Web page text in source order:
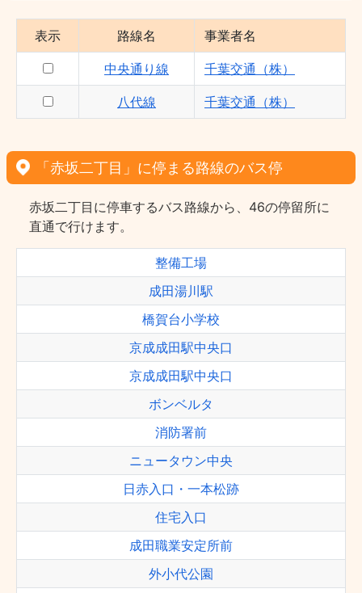
表示 路線名 事業者名
中央通り線 千葉交通（株）
八代線 千葉交通（株）
「赤坂二丁目」に停まる路線のバス停
赤坂二丁目に停車するバス路線から、46の停留所に
直通で行けます。
整備工場
成田湯川駅
橋賀台小学校
京成成田駅中央口
京成成田駅中央口
ボンベルタ
消防署前
ニュータウン中央
日赤入口・一本松跡
住宅入口
成田職業安定所前
外小代公園